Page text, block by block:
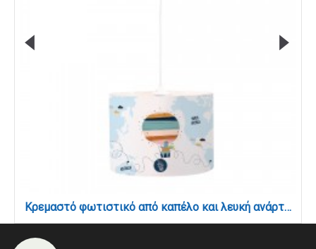
Κρεμαστό φωτιστικό από καπέλο και λευκή ανάρτηση D:35cm (4034)